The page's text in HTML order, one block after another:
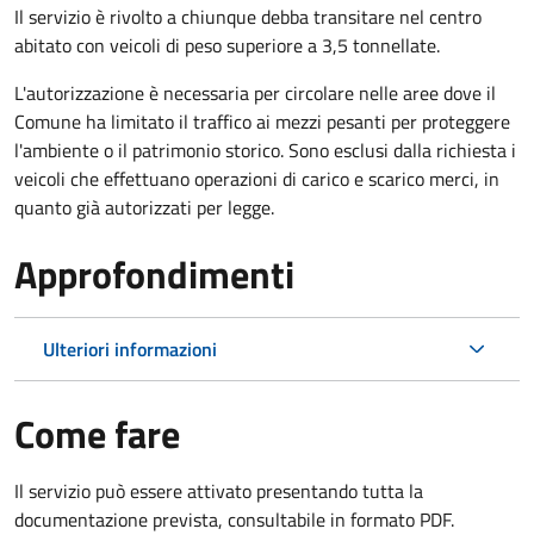
Il servizio è rivolto a chiunque debba transitare nel centro
abitato con veicoli di peso superiore a 3,5 tonnellate.
L'autorizzazione è necessaria per circolare nelle aree dove il
Comune ha limitato il traffico ai mezzi pesanti per proteggere
l'ambiente o il patrimonio storico. Sono esclusi dalla richiesta i
veicoli che effettuano operazioni di carico e scarico merci, in
quanto già autorizzati per legge.
Approfondimenti
Ulteriori informazioni
Come fare
Il servizio può essere attivato presentando tutta la
documentazione prevista, consultabile in formato PDF.